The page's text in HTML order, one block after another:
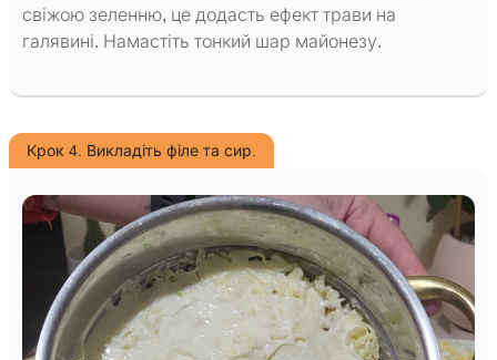
свіжою зеленню, це додасть ефект трави на
галявині. Намастіть тонкий шар майонезу.
Крок 4. Викладіть філе та сир.